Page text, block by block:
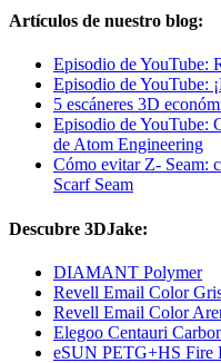
Artículos de nuestro blog:
Episodio de YouTube:
Episodio de YouTube:
5 escáneres 3D
Episodio de YouTube:
de Atom Engineering
Cómo evitar Z- Seam:
Scarf Seam
Descubre 3DJake:
DIAMANT Polymer
Revell Email Color
Revell Email Color
Elegoo Centauri
eSUN PETG+HS Fire